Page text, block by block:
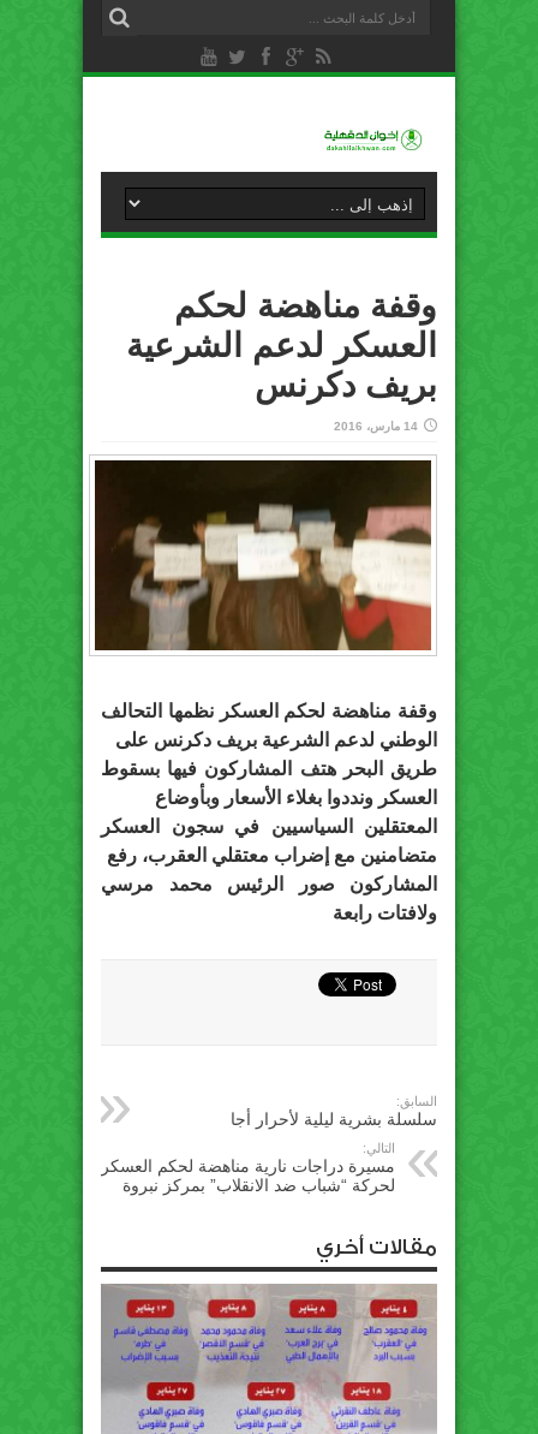
وقفة مناهضة لحكم
العسكر لدعم الشرعية
بريف دكرنس
14 مارس، 2016
وقفة مناهضة لحكم العسكر نظمها التحالف
الوطني لدعم الشرعية بريف دكرنس على
طريق البحر هتف المشاركون فيها بسقوط
العسكر ونددوا بغلاء الأسعار وبأوضاع
المعتقلين السياسيين في سجون العسكر
متضامنين مع إضراب معتقلي العقرب، رفع
المشاركون صور الرئيس محمد مرسي
ولافتات رابعة
السابق:
سلسلة بشرية ليلية لأحرار أجا
التالي:
مسيرة دراجات نارية مناهضة لحكم العسكر
لحركة “شباب ضد الانقلاب” بمركز نبروة
مقالات أخري